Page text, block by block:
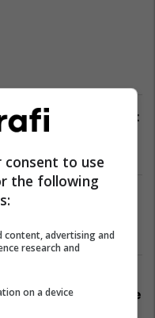
Dita e Çlirimit të futet
festave zyrtare
LDK për Ligjin e
e dy komisioneve
consent to use
the following
content, advertising and
research and
on a device